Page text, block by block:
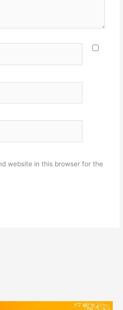
website in this browser for the